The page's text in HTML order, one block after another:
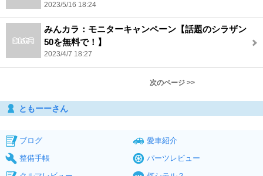
2023/5/16 18:24
みんカラ：モニターキャンペーン【話題のシラザン
50を無料で！】
2023/4/7 18:27
次のページ >>
ともーーさん
ブログ
愛車紹介
整備手帳
パーツレビュー